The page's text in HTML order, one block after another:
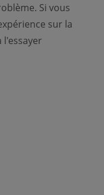
Si vous
sur la
l'essayer